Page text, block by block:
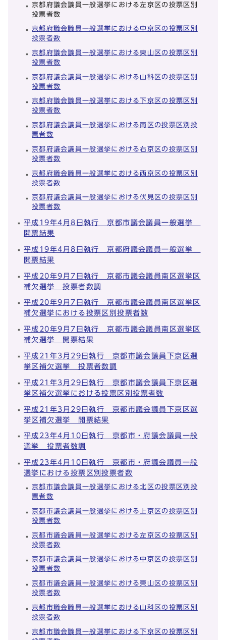
京都府議会議員一般選挙における左京区の投票区別
投票者数
京都府議会議員一般選挙における中京区の投票区別
投票者数
京都府議会議員一般選挙における東山区の投票区別
投票者数
京都府議会議員一般選挙における山科区の投票区別
投票者数
京都府議会議員一般選挙における下京区の投票区別
投票者数
京都府議会議員一般選挙における南区の投票区別投
票者数
京都府議会議員一般選挙における右京区の投票区別
投票者数
京都府議会議員一般選挙における西京区の投票区別
投票者数
京都府議会議員一般選挙における伏見区の投票区別
投票者数
平成19年4月8日執行 京都市議会議員一般選挙
開票結果
平成19年4月8日執行 京都府議会議員一般選挙
開票結果
平成20年9月7日執行 京都市議会議員南区選挙区
補欠選挙 投票者数調
平成20年9月7日執行 京都市議会議員南区選挙区
補欠選挙における投票区別投票者数
平成20年9月7日執行 京都市議会議員南区選挙区
補欠選挙 開票結果
平成21年3月29日執行 京都市議会議員下京区選
挙区補欠選挙 投票者数調
平成21年3月29日執行 京都市議会議員下京区選
挙区補欠選挙における投票区別投票者数
平成21年3月29日執行 京都市議会議員下京区選
挙区補欠選挙 開票結果
平成23年4月10日執行 京都市・府議会議員一般
選挙 投票者数調
平成23年4月10日執行 京都市・府議会議員一般
選挙における投票区別投票者数
京都市議会議員一般選挙における北区の投票区別投
票者数
京都市議会議員一般選挙における上京区の投票区別
投票者数
京都市議会議員一般選挙における左京区の投票区別
投票者数
京都市議会議員一般選挙における中京区の投票区別
投票者数
京都市議会議員一般選挙における東山区の投票区別
投票者数
京都市議会議員一般選挙における山科区の投票区別
投票者数
京都市議会議員一般選挙における下京区の投票区別